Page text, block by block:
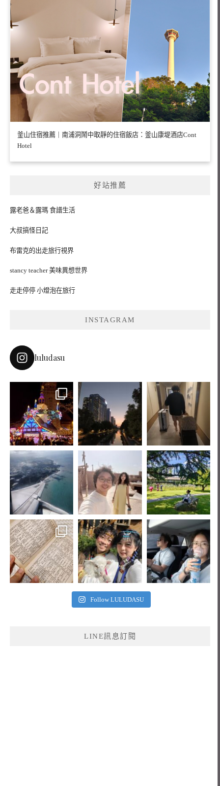
釜山住宿推薦｜南浦洞鬧中取靜的住宿飯店：釜山康堤酒店Cont
Hotel
好站推薦
露老爸＆露瑪 食譜生活
大叔搞怪日記
布雷克的出走旅行視界
stancy teacher 美味異想世界
走走停停 小燈泡在旅行
INSTAGRAM
luludasu
Follow LULUDASU
LINE訊息訂閱